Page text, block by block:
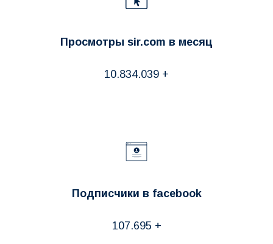
Просмотры sir.com в месяц
10.834.039 +
Подписчики в facebook
107.695 +